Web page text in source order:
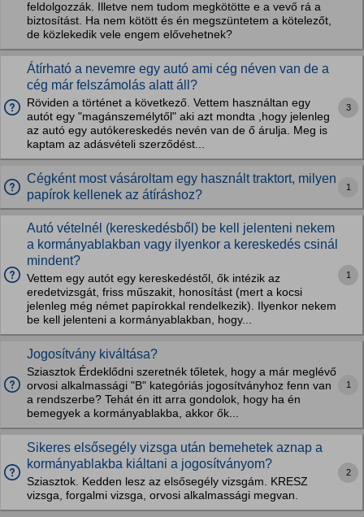
feldolgozzák. Illetve nem tudom megkötötte e a vevő rá a
biztosítást. Ha nem kötött és én megszüntetem a kötelezőt,
de közlekedik vele engem elővehetnek?
Átírható a nevemre egy autó ami cég néven van de a
cég már felszámolás alatt áll?
Röviden a történet a következő. Vettem használtan egy
autót egy "magánszemélytől" aki azt mondta ,hogy jelenleg
az autó egy autókereskedés nevén van de ő árulja. Meg is
kaptam az adásvételi szerződést...
3
Cégként most vásároltam egy használt traktort, milyen
papírok kellenek az átíráshoz?
1
Autó vételnél (kereskedésből) be kell jelenteni nekem
a kormányablakban vagy ilyenkor a kereskedés csinál
mindent?
Vettem egy autót egy kereskedéstől, ők intézik az
eredetvizsgát, friss műszakit, honosítást (mert a kocsi
jelenleg még német papírokkal rendelkezik). Ilyenkor nekem
be kell jelenteni a kormányablakban, hogy...
1
Jogosítvány kiváltása?
Sziasztok Érdeklődni szeretnék tőletek, hogy a már meglévő
orvosi alkalmassági "B" kategóriás jogosítványhoz fenn van
a rendszerbe? Tehát én itt arra gondolok, hogy ha én
bemegyek a kormányablakba, akkor ők...
1
Sikeres elsősegély vizsga után bemehetek aznap a
kormányablakba kiáltani a jogosítványom?
Sziasztok. Kedden lesz az elsősegély vizsgám. KRESZ
vizsga, forgalmi vizsga, orvosi alkalmassági megvan.
2